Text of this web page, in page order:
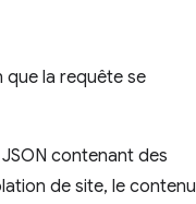
la requête se
contenant des
de site, le contenu